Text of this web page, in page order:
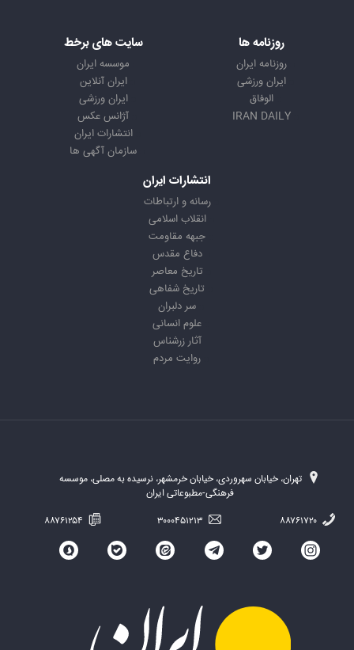
روزنامه ها
روزنامه ایران
ایران ورزشی
الوفاق
IRAN DAILY
سایت های برخط
موسسه ایران
ایران آنلاین
ایران ورزشی
آژانس عکس
انتشارات ایران
سازمان آگهی ها
انتشارات ایران
رسانه و ارتباطات
انقلاب اسلامی
جبهه مقاومت
دفاع مقدس
تاریخ معاصر
تاریخ شفاهی
سر دلبران
علوم انسانی
آثار زرشناس
روایت مردم
تهران، خیابان سهروردی، خیابان خرمشهر، نرسیده به مصلی، موسسه
فرهنگی-مطبوعاتی ایران